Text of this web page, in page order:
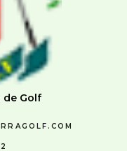
de Golf